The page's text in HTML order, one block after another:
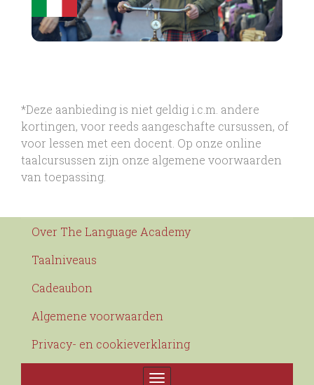
*Deze aanbieding is niet geldig i.c.m. andere
kortingen, voor reeds aangeschafte cursussen, of
voor lessen met een docent. Op onze online
taalcursussen zijn onze algemene voorwaarden
van toepassing.
Over The Language Academy
Taalniveaus
Cadeaubon
Algemene voorwaarden
Privacy- en cookieverklaring
Toggle